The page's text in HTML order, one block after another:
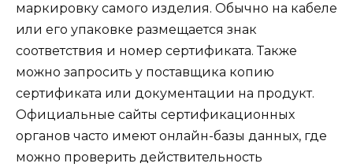
маркировку самого изделия. Обычно на кабеле
или его упаковке размещается знак
соответствия и номер сертификата. Также
можно запросить у поставщика копию
сертификата или документации на продукт.
Официальные сайты сертификационных
органов часто имеют онлайн-базы данных, где
можно проверить действительность